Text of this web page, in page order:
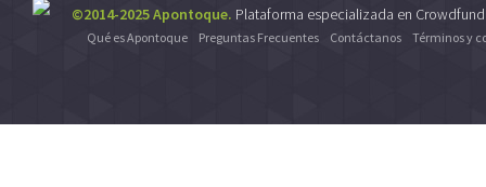
©2014-2025 Apontoque. Plataforma especializada en
Qué es Apontoque Preguntas Frecuentes Contáctanos Términos y